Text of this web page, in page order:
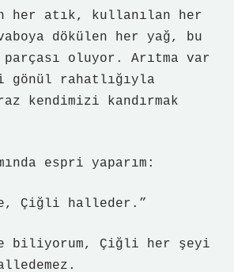
her atık, kullanılan her
dökülen her yağ, bu
oluyor. Arıtma var
gönül rahatlığıyla
kendimizi kandırmak
espri yaparım:
Çiğli halleder.”
biliyorum, Çiğli her şeyi